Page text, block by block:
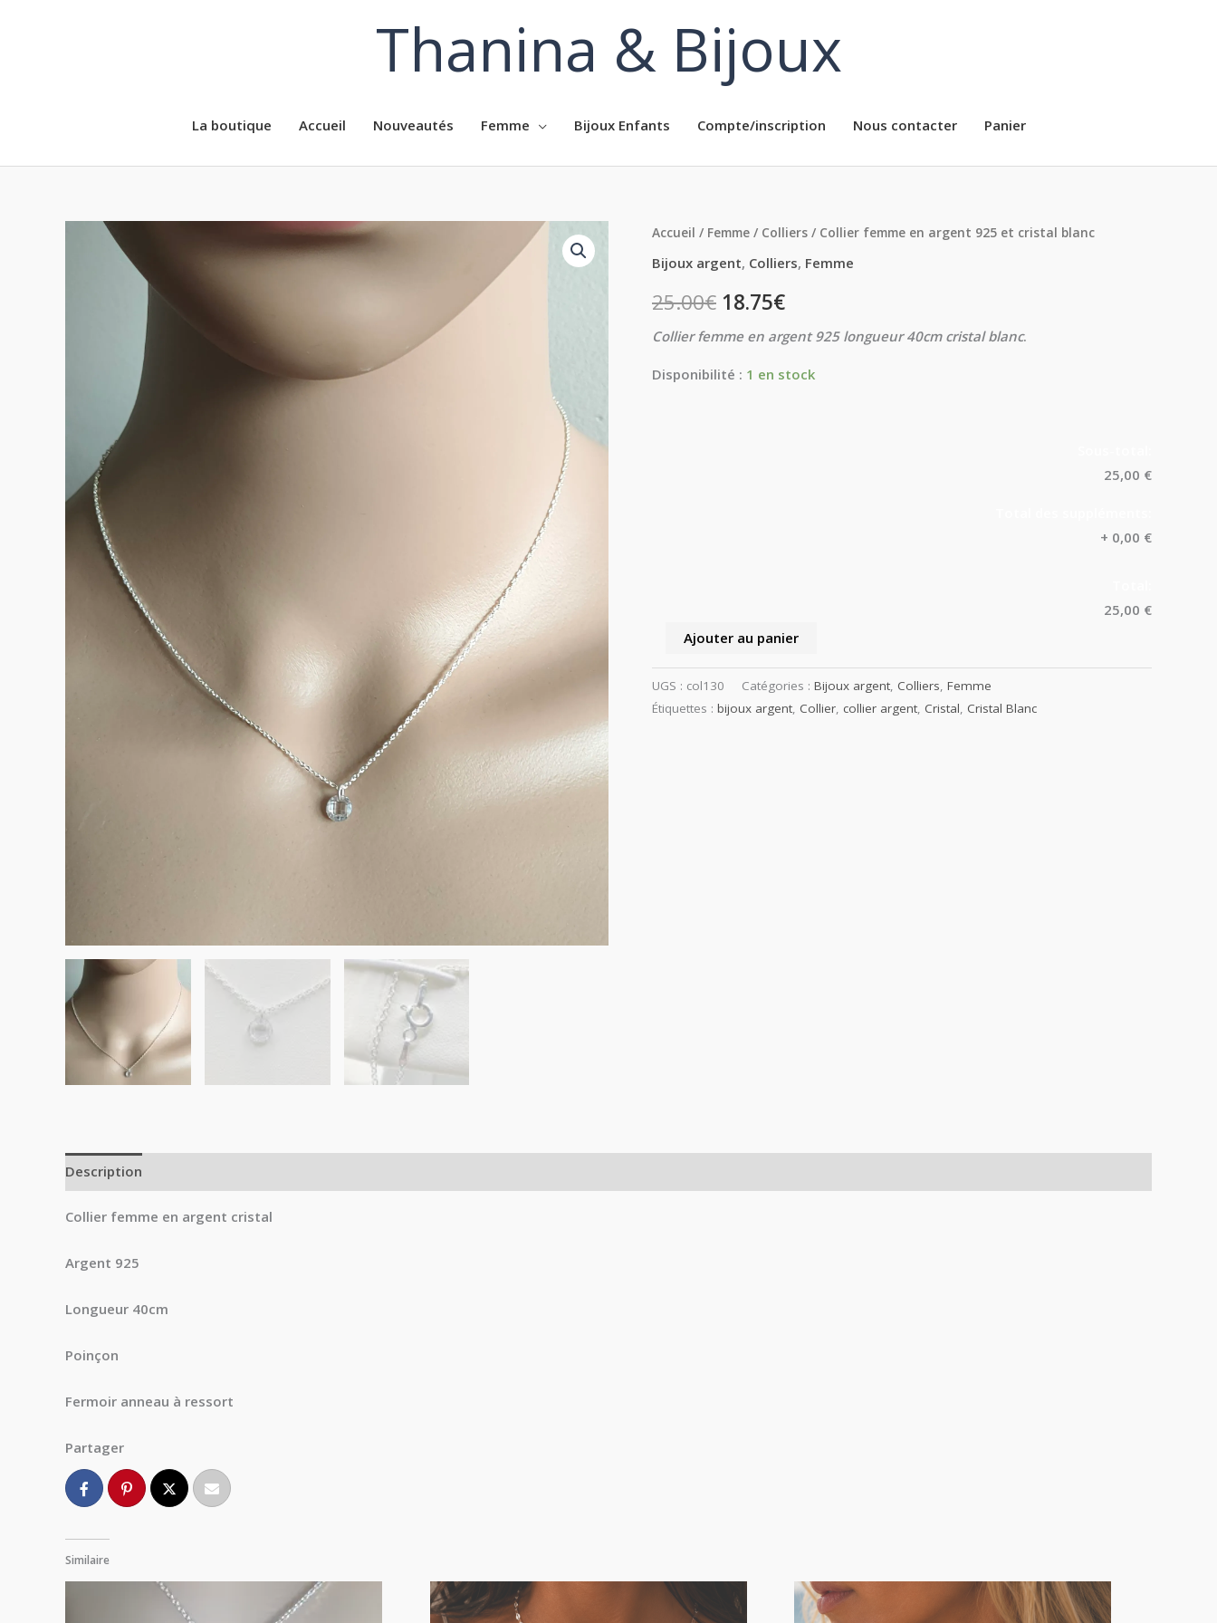
Thanina & Bijoux
La boutique Accueil Nouveautés Femme Bijoux Enfants Compte/inscription Nous contacter Panier
Accueil / Femme / Colliers / Collier femme en argent 925 et cristal blanc
Bijoux argent, Colliers, Femme
25.00€ 18.75€
Collier femme en argent 925 longueur 40cm cristal blanc.
Disponibilité : 1 en stock
25,00 €
+ 0,00 €
25,00 €
quantité
de
femme
en
925
Ajouter au panier
UGS : col130 Catégories : Bijoux argent Colliers Femme
Étiquettes : bijoux argent Collier collier argent Cristal Cristal Blanc
Description
Collier femme en argent cristal
Argent 925
Longueur 40cm
Poinçon
Fermoir anneau à ressort
Partager
Similaire